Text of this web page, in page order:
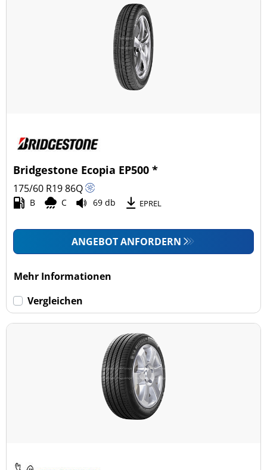
Bridgestone Ecopia EP500 *
175/60 R1986Q
B C 69 db EPREL
ANGEBOT ANFORDERN
Mehr Informationen
Vergleichen